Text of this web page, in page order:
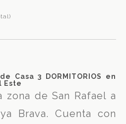
Casa 3 DORMITORIOS en
Este
zona de San Rafael a
Brava. Cuenta con